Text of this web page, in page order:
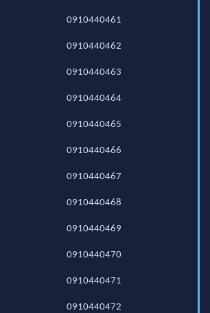
0910440461
0910440462
0910440463
0910440464
0910440465
0910440466
0910440467
0910440468
0910440469
0910440470
0910440471
0910440472